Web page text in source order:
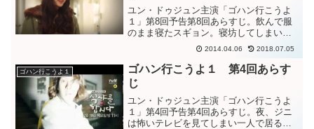
ユン・ドゥジュン主演「ゴハン行こうよ
１」第8回予告第8回あらすじ。飲んで服
のまま寝たスギョン。寝坊してしまい、
昨日の服のままの出勤することに。遅刻
しそうだからタクシーで行こうとする
が、つかまらず。偶然車で通りかかった
デヨンに送ってもらうこと...
2014.04.06 2018.07.05
ゴハン行こうよ１
ゴハン行こうよ１ 第4回あらす
じ
ユン・ドゥジュン主演「ゴハン行こうよ
１」第4回予告第4回あらすじ。夜、ジニ
は怖いテレビを見てしまい一人で居るの